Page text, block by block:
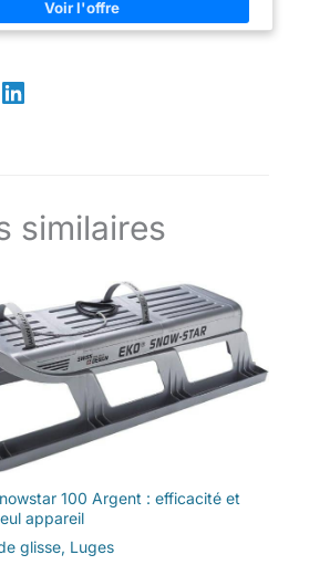
similaires
100 Argent : efficacité et
appareil
glisse, Luges